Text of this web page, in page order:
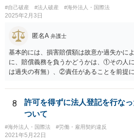
存のキャラクターやそれに類似するもので
諾を受けない限り著作権侵害となる可能性が
#自己破産 #法人破産 #海外法人・国際法
2025年2月3日
匿名A 弁護士
基本的には、損害賠償額は故意か過失かに
に、賠償義務を負うかどうかは、①その人
は過失の有無）、②責任があることを前提
（厳密には、②の話の中で責任の範囲を問
ので事案次第ではありますが。）。 また
には、まずどの法を適用するのかの問題が
生じた損害で、その問題に何法が適用され
ので、事案聞かないことにはなんともとい
8
許可を得ずに法人登記を行な
ついて
#海外法人・国際法 #労働・雇用契約違反
2021年5月22日